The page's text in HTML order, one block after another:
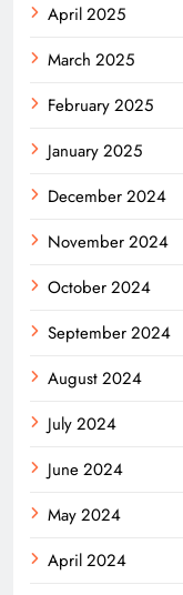
April 2025
March 2025
February 2025
January 2025
December 2024
November 2024
October 2024
September 2024
August 2024
July 2024
June 2024
May 2024
April 2024